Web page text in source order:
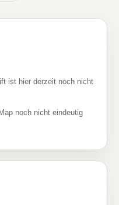
ist hier derzeit noch nicht
noch nicht eindeutig